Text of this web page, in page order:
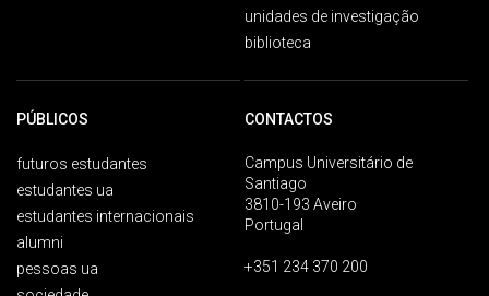
unidades de investigação
biblioteca
PÚBLICOS
futuros estudantes
estudantes ua
estudantes internacionais
alumni
pessoas ua
CONTACTOS
Campus Universitário de
Santiago
3810-193 Aveiro
Portugal
+351 234 370 200